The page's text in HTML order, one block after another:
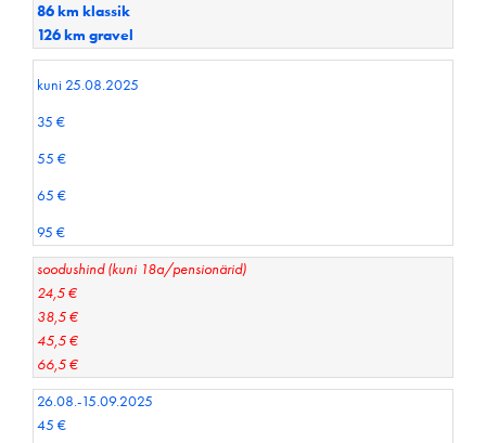
86 km klassik
126 km gravel
kuni 25.08.2025
35 €
55 €
65 €
95 €
soodushind (kuni 18a/pensionärid)
24,5 €
38,5 €
45,5 €
66,5 €
26.08.-15.09.2025
45 €